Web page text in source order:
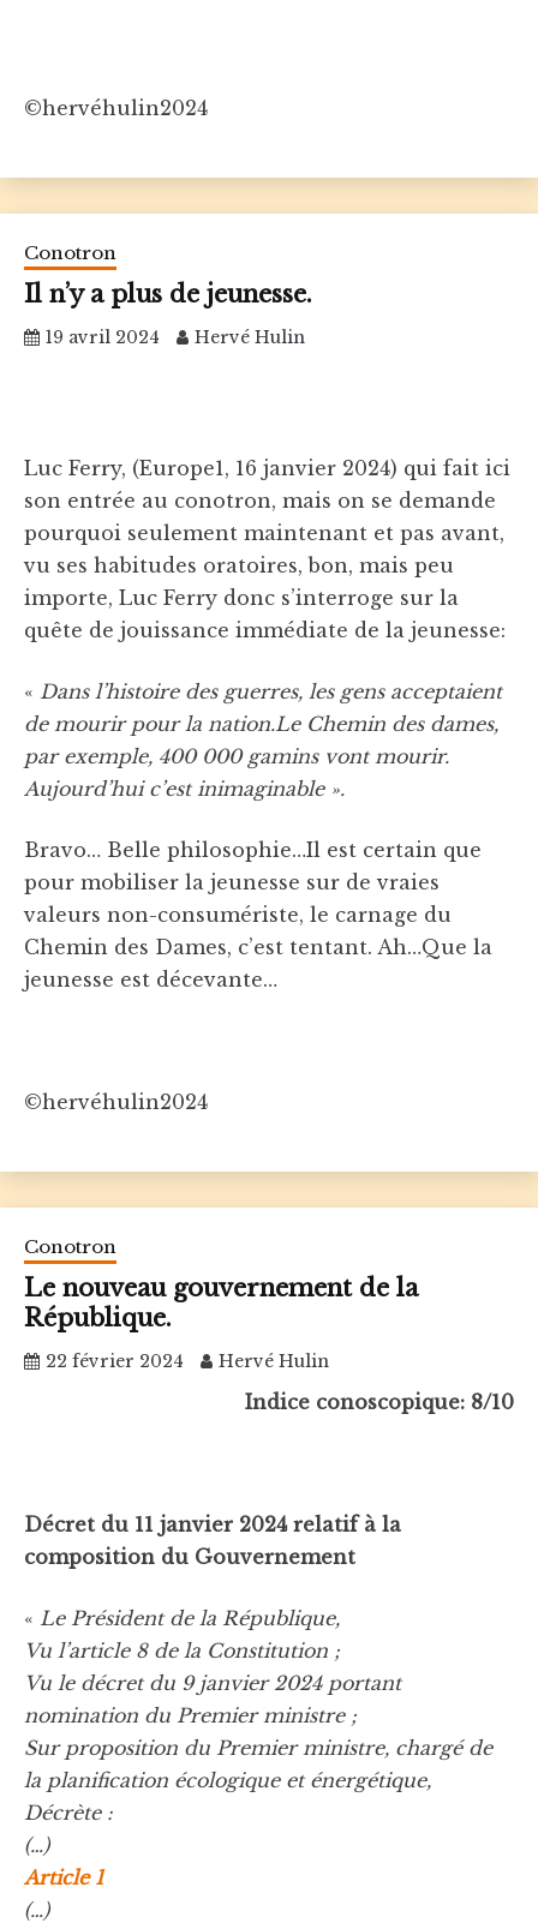
©hervéhulin2024
Conotron
Il n’y a plus de jeunesse.
19 avril 2024 Hervé Hulin
Luc Ferry, (Europe1, 16 janvier 2024) qui fait ici
son entrée au conotron, mais on se demande
pourquoi seulement maintenant et pas avant,
vu ses habitudes oratoires, bon, mais peu
importe, Luc Ferry donc s’interroge sur la
quête de jouissance immédiate de la jeunesse:
« Dans l’histoire des guerres, les gens acceptaient
de mourir pour la nation.Le Chemin des dames,
par exemple, 400 000 gamins vont mourir.
Aujourd’hui c’est inimaginable ».
Bravo… Belle philosophie…Il est certain que
pour mobiliser la jeunesse sur de vraies
valeurs non-consumériste, le carnage du
Chemin des Dames, c’est tentant. Ah…Que la
jeunesse est décevante…
©hervéhulin2024
Conotron
Le nouveau gouvernement de la
République.
22 février 2024 Hervé Hulin
Indice conoscopique: 8/10
Décret du 11 janvier 2024 relatif à la
composition du Gouvernement
« Le Président de la République,
Vu l’article 8 de la Constitution ;
Vu le décret du 9 janvier 2024 portant
nomination du Premier ministre ;
Sur proposition du Premier ministre, chargé de
la planification écologique et énergétique,
Décrète :
(…)
Article 1
(…)